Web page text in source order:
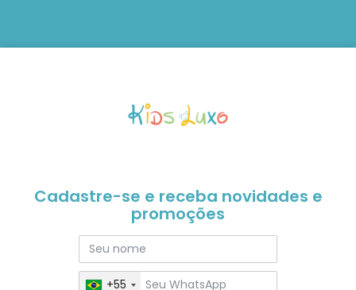
Cadastre-se e receba novidades e
promoções
+55